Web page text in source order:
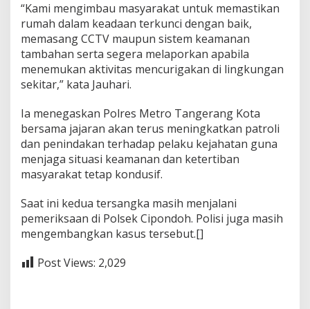
“Kami mengimbau masyarakat untuk memastikan
rumah dalam keadaan terkunci dengan baik,
memasang CCTV maupun sistem keamanan
tambahan serta segera melaporkan apabila
menemukan aktivitas mencurigakan di lingkungan
sekitar,” kata Jauhari.
Ia menegaskan Polres Metro Tangerang Kota
bersama jajaran akan terus meningkatkan patroli
dan penindakan terhadap pelaku kejahatan guna
menjaga situasi keamanan dan ketertiban
masyarakat tetap kondusif.
Saat ini kedua tersangka masih menjalani
pemeriksaan di Polsek Cipondoh. Polisi juga masih
mengembangkan kasus tersebut.[]
Post Views: 2,029